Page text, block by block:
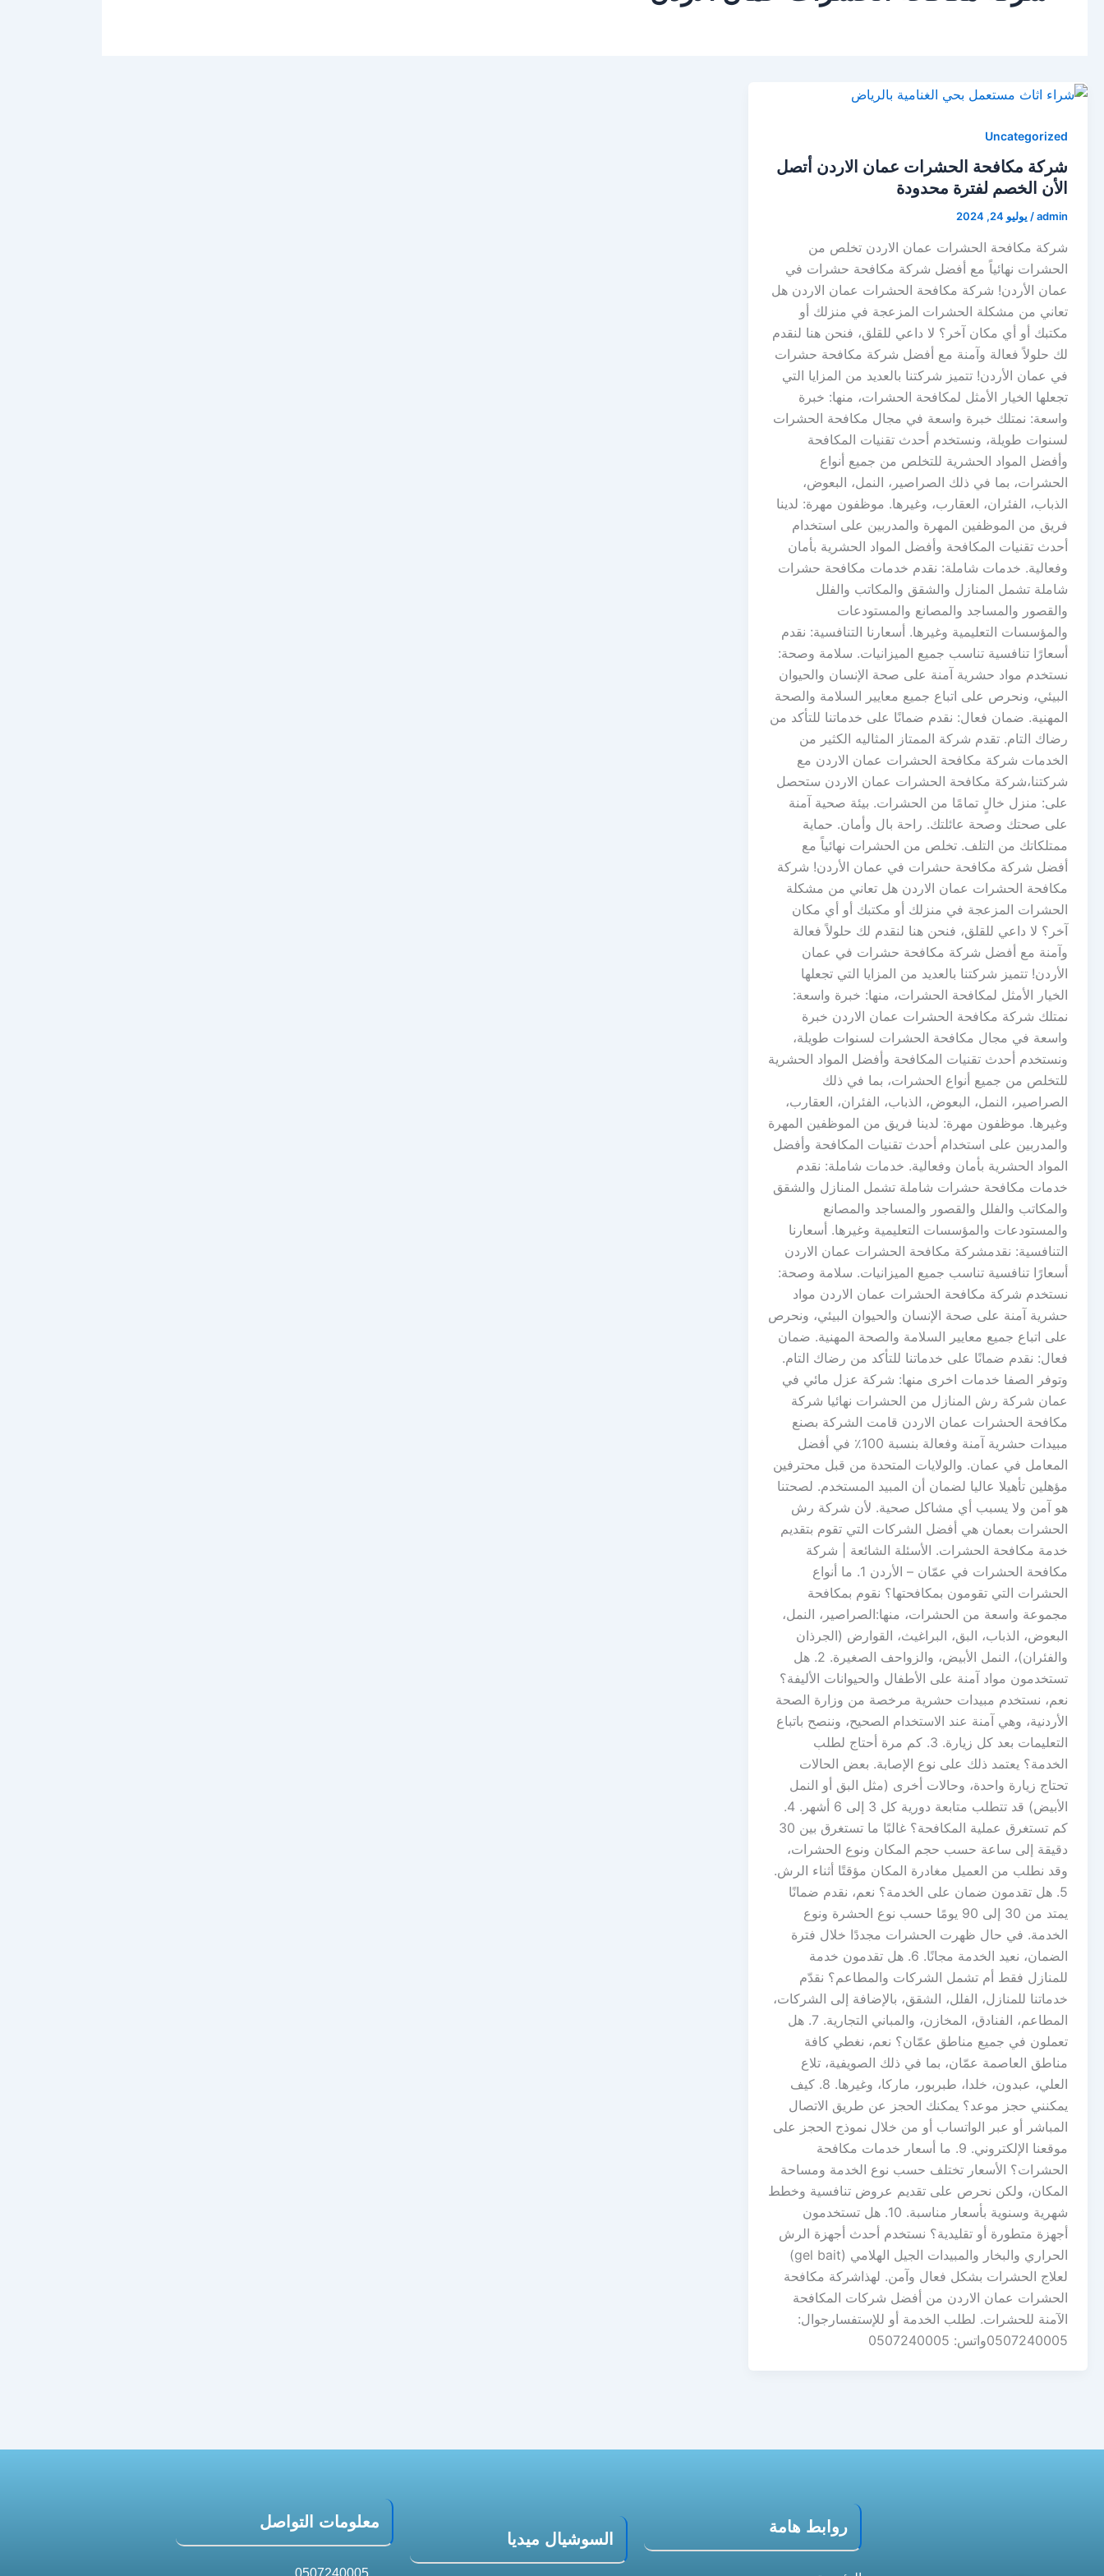
Uncategorized
شركة مكافحة الحشرات عمان الاردن أتصل
الأن الخصم لفترة محدودة
admin
/ يوليو 24, 2024
شركة مكافحة الحشرات عمان الاردن تخلص من
الحشرات نهائياً مع أفضل شركة مكافحة حشرات في
عمان الأردن! شركة مكافحة الحشرات عمان الاردن هل
تعاني من مشكلة الحشرات المزعجة في منزلك أو
مكتبك أو أي مكان آخر؟ لا داعي للقلق، فنحن هنا لنقدم
لك حلولاً فعالة وآمنة مع أفضل شركة مكافحة حشرات
في عمان الأردن! تتميز شركتنا بالعديد من المزايا التي
تجعلها الخيار الأمثل لمكافحة الحشرات، منها: خبرة
واسعة: نمتلك خبرة واسعة في مجال مكافحة الحشرات
لسنوات طويلة، ونستخدم أحدث تقنيات المكافحة
وأفضل المواد الحشرية للتخلص من جميع أنواع
الحشرات، بما في ذلك الصراصير، النمل، البعوض،
الذباب، الفئران، العقارب، وغيرها. موظفون مهرة: لدينا
فريق من الموظفين المهرة والمدربين على استخدام
أحدث تقنيات المكافحة وأفضل المواد الحشرية بأمان
وفعالية. خدمات شاملة: نقدم خدمات مكافحة حشرات
شاملة تشمل المنازل والشقق والمكاتب والفلل
والقصور والمساجد والمصانع والمستودعات
والمؤسسات التعليمية وغيرها. أسعارنا التنافسية: نقدم
أسعارًا تنافسية تناسب جميع الميزانيات. سلامة وصحة:
نستخدم مواد حشرية آمنة على صحة الإنسان والحيوان
البيئي، ونحرص على اتباع جميع معايير السلامة والصحة
المهنية. ضمان فعال: نقدم ضمانًا على خدماتنا للتأكد من
رضاك التام. تقدم شركة الممتاز المثاليه الكثير من
الخدمات شركة مكافحة الحشرات عمان الاردن مع
شركتنا،شركة مكافحة الحشرات عمان الاردن ستحصل
على: منزل خالٍ تمامًا من الحشرات. بيئة صحية آمنة
على صحتك وصحة عائلتك. راحة بال وأمان. حماية
ممتلكاتك من التلف. تخلص من الحشرات نهائياً مع
أفضل شركة مكافحة حشرات في عمان الأردن! شركة
مكافحة الحشرات عمان الاردن هل تعاني من مشكلة
الحشرات المزعجة في منزلك أو مكتبك أو أي مكان
آخر؟ لا داعي للقلق، فنحن هنا لنقدم لك حلولاً فعالة
وآمنة مع أفضل شركة مكافحة حشرات في عمان
الأردن! تتميز شركتنا بالعديد من المزايا التي تجعلها
الخيار الأمثل لمكافحة الحشرات، منها: خبرة واسعة:
نمتلك شركة مكافحة الحشرات عمان الاردن خبرة
واسعة في مجال مكافحة الحشرات لسنوات طويلة،
ونستخدم أحدث تقنيات المكافحة وأفضل المواد الحشرية
للتخلص من جميع أنواع الحشرات، بما في ذلك
الصراصير، النمل، البعوض، الذباب، الفئران، العقارب،
وغيرها. موظفون مهرة: لدينا فريق من الموظفين المهرة
والمدربين على استخدام أحدث تقنيات المكافحة وأفضل
المواد الحشرية بأمان وفعالية. خدمات شاملة: نقدم
خدمات مكافحة حشرات شاملة تشمل المنازل والشقق
والمكاتب والفلل والقصور والمساجد والمصانع
والمستودعات والمؤسسات التعليمية وغيرها. أسعارنا
التنافسية: نقدمشركة مكافحة الحشرات عمان الاردن
أسعارًا تنافسية تناسب جميع الميزانيات. سلامة وصحة:
نستخدم شركة مكافحة الحشرات عمان الاردن مواد
حشرية آمنة على صحة الإنسان والحيوان البيئي، ونحرص
على اتباع جميع معايير السلامة والصحة المهنية. ضمان
فعال: نقدم ضمانًا على خدماتنا للتأكد من رضاك التام.
وتوفر الصفا خدمات اخرى منها: شركة عزل مائي في
عمان شركة رش المنازل من الحشرات نهائيا شركة
مكافحة الحشرات عمان الاردن قامت الشركة بصنع
مبيدات حشرية آمنة وفعالة بنسبة 100٪ في أفضل
المعامل في عمان. والولايات المتحدة من قبل محترفين
مؤهلين تأهيلا عاليا لضمان أن المبيد المستخدم. لصحتنا
هو آمن ولا يسبب أي مشاكل صحية. لأن شركة رش
الحشرات بعمان هي أفضل الشركات التي تقوم بتقديم
خدمة مكافحة الحشرات. الأسئلة الشائعة | شركة
مكافحة الحشرات في عمّان – الأردن 1. ما أنواع
الحشرات التي تقومون بمكافحتها؟ نقوم بمكافحة
مجموعة واسعة من الحشرات، منها:الصراصير، النمل،
البعوض، الذباب، البق، البراغيث، القوارض (الجرذان
والفئران)، النمل الأبيض، والزواحف الصغيرة. 2. هل
تستخدمون مواد آمنة على الأطفال والحيوانات الأليفة؟
نعم، نستخدم مبيدات حشرية مرخصة من وزارة الصحة
الأردنية، وهي آمنة عند الاستخدام الصحيح، وننصح باتباع
التعليمات بعد كل زيارة. 3. كم مرة أحتاج لطلب
الخدمة؟ يعتمد ذلك على نوع الإصابة. بعض الحالات
تحتاج زيارة واحدة، وحالات أخرى (مثل البق أو النمل
الأبيض) قد تتطلب متابعة دورية كل 3 إلى 6 أشهر. 4.
كم تستغرق عملية المكافحة؟ غالبًا ما تستغرق بين 30
دقيقة إلى ساعة حسب حجم المكان ونوع الحشرات،
وقد نطلب من العميل مغادرة المكان مؤقتًا أثناء الرش.
5. هل تقدمون ضمان على الخدمة؟ نعم، نقدم ضمانًا
يمتد من 30 إلى 90 يومًا حسب نوع الحشرة ونوع
الخدمة. في حال ظهرت الحشرات مجددًا خلال فترة
الضمان، نعيد الخدمة مجانًا. 6. هل تقدمون خدمة
للمنازل فقط أم تشمل الشركات والمطاعم؟ نقدّم
خدماتنا للمنازل، الفلل، الشقق، بالإضافة إلى الشركات،
المطاعم، الفنادق، المخازن، والمباني التجارية. 7. هل
تعملون في جميع مناطق عمّان؟ نعم، نغطي كافة
مناطق العاصمة عمّان، بما في ذلك الصويفية، تلاع
العلي، عبدون، خلدا، طبربور، ماركا، وغيرها. 8. كيف
يمكنني حجز موعد؟ يمكنك الحجز عن طريق الاتصال
المباشر أو عبر الواتساب أو من خلال نموذج الحجز على
موقعنا الإلكتروني. 9. ما أسعار خدمات مكافحة
الحشرات؟ الأسعار تختلف حسب نوع الخدمة ومساحة
المكان، ولكن نحرص على تقديم عروض تنافسية وخطط
شهرية وسنوية بأسعار مناسبة. 10. هل تستخدمون
أجهزة متطورة أو تقليدية؟ نستخدم أحدث أجهزة الرش
الحراري والبخار والمبيدات الجيل الهلامي (gel bait)
لعلاج الحشرات بشكل فعال وآمن. لهذاشركة مكافحة
الحشرات عمان الاردن من أفضل شركات المكافحة
الآمنة للحشرات. لطلب الخدمة أو للإستفسارجوال:
0507240005واتس: 0507240005
روابط هامة
السوشيال ميديا
معلومات التواصل
0507240005